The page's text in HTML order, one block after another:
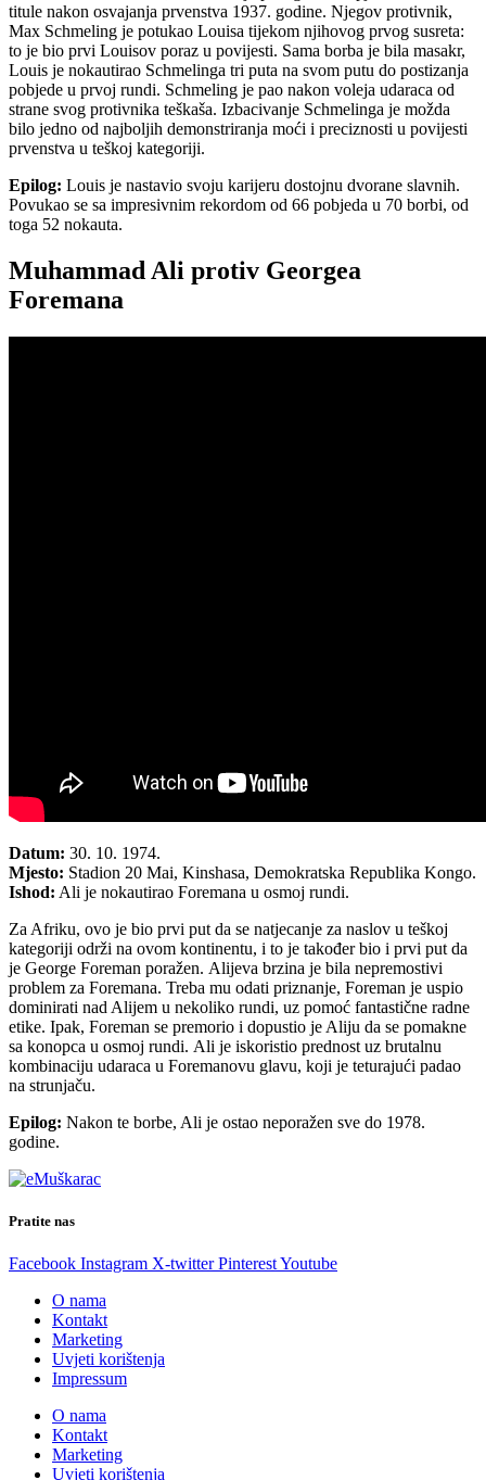
titule nakon osvajanja prvenstva 1937. godine. Njegov protivnik,
Max Schmeling je potukao Louisa tijekom njihovog prvog susreta:
to je bio prvi Louisov poraz u povijesti. Sama borba je bila masakr,
Louis je nokautirao Schmelinga tri puta na svom putu do postizanja
pobjede u prvoj rundi. Schmeling je pao nakon voleja udaraca od
strane svog protivnika teškaša. Izbacivanje Schmelinga je možda
bilo jedno od najboljih demonstriranja moći i preciznosti u povijesti
prvenstva u teškoj kategoriji.
Epilog: Louis je nastavio svoju karijeru dostojnu dvorane slavnih.
Povukao se sa impresivnim rekordom od 66 pobjeda u 70 borbi, od
toga 52 nokauta.
Muhammad Ali protiv Georgea
Foremana
Datum: 30. 10. 1974.
Mjesto: Stadion 20 Mai, Kinshasa, Demokratska Republika Kongo.
Ishod: Ali je nokautirao Foremana u osmoj rundi.
Za Afriku, ovo je bio prvi put da se natjecanje za naslov u teškoj
kategoriji održi na ovom kontinentu, i to je također bio i prvi put da
je George Foreman poražen. Alijeva brzina je bila nepremostivi
problem za Foremana. Treba mu odati priznanje, Foreman je uspio
dominirati nad Alijem u nekoliko rundi, uz pomoć fantastične radne
etike. Ipak, Foreman se premorio i dopustio je Aliju da se pomakne
sa konopca u osmoj rundi. Ali je iskoristio prednost uz brutalnu
kombinaciju udaraca u Foremanovu glavu, koji je teturajući padao
na strunjaču.
Epilog: Nakon te borbe, Ali je ostao neporažen sve do 1978.
godine.
Pratite nas
Facebook Instagram X-twitter PinterestYoutube
O nama
Kontakt
Marketing
Uvjeti korištenja
Impressum
O nama
Kontakt
Marketing
Uvjeti korištenja